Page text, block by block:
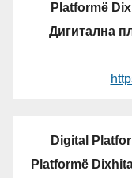
Platformë
Дигитална
Digital
Platformë